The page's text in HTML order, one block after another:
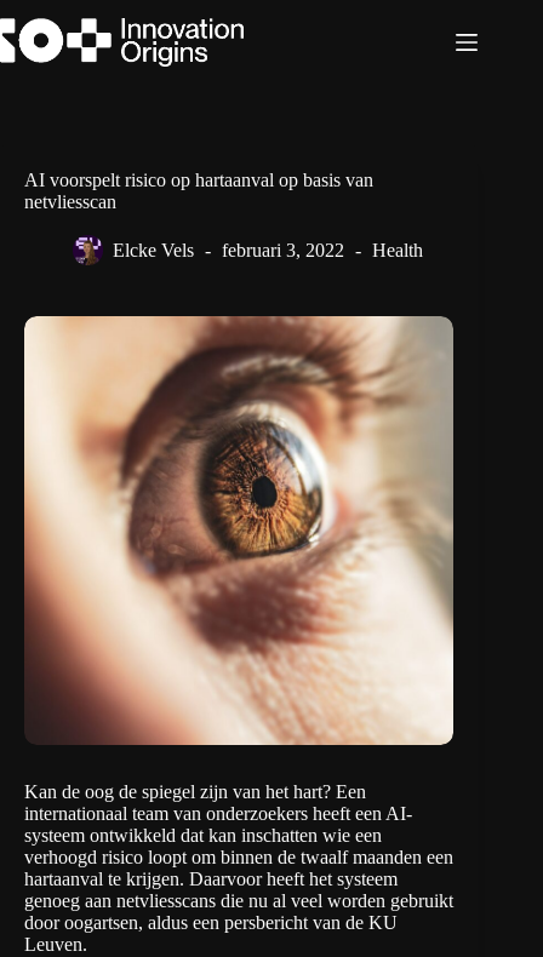
naar
de
AI voorspelt risico op hartaanval op basis van
netvliesscan
Elcke Vels februari 3, 2022 Health
Kan de oog de spiegel zijn van het hart? Een
internationaal team van onderzoekers heeft een AI-
systeem ontwikkeld dat kan inschatten wie een
verhoogd risico loopt om binnen de twaalf maanden een
hartaanval te krijgen. Daarvoor heeft het systeem
genoeg aan netvliesscans die nu al veel worden gebruikt
door oogartsen, aldus een persbericht van de KU
Leuven.